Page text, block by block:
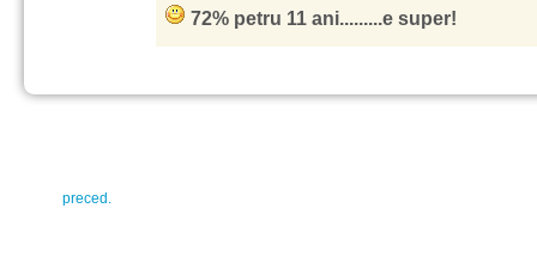
72% petru 11 ani.........e super!
preced.